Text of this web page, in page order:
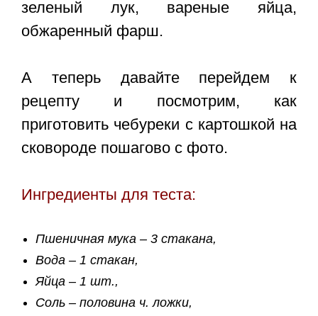
зеленый лук, вареные яйца,
обжаренный фарш.
А теперь давайте перейдем к
рецепту и посмотрим, как
приготовить чебуреки с картошкой на
сковороде пошагово с фото.
Ингредиенты для теста:
Пшеничная мука – 3 стакана,
Вода – 1 стакан,
Яйца – 1 шт.,
Соль – половина ч. ложки,